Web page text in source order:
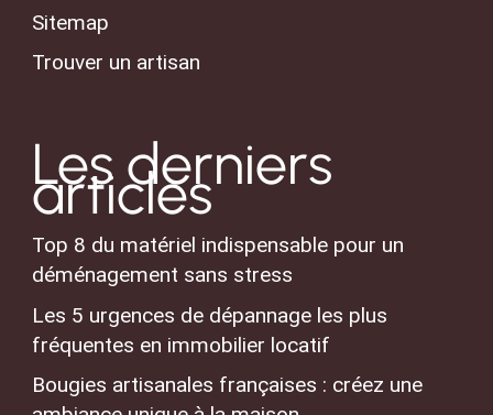
Sitemap
Trouver un artisan
Les derniers
articles
Top 8 du matériel indispensable pour un
déménagement sans stress
Les 5 urgences de dépannage les plus
fréquentes en immobilier locatif
Bougies artisanales françaises : créez une